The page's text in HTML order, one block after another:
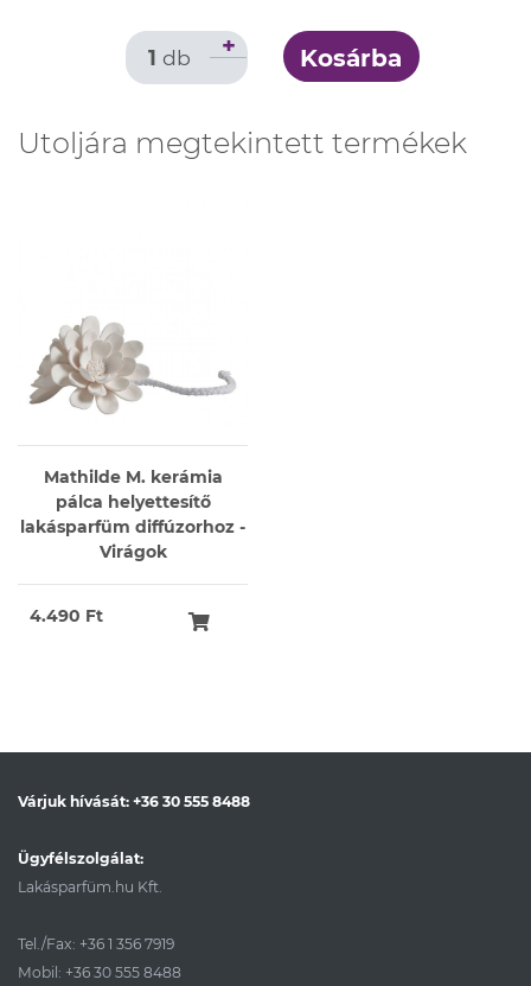
1 db + Kosárba
Utoljára megtekintett termékek
Mathilde M. kerámia
pálca helyettesítő
lakásparfüm diffúzorhoz -
Virágok
4.490 Ft
Várjuk hívását: +36 30 555 8488
Ügyfélszolgálat:
Lakásparfüm.hu Kft.
Tel./Fax: +36 1 356 7919
Mobil: +36 30 555 8488